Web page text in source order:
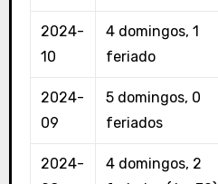
2024-
10
4 domingos, 1
feriado
2024-
09
5 domingos, 0
feriados
2024-
4 domingos, 2